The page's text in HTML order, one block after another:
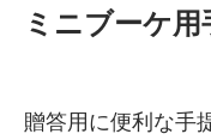
ミニブーケ
贈答用に便利な手